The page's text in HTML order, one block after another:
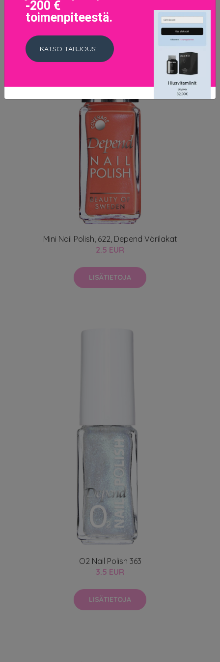
Mini Nail Polish, 622, Depend Värilakat
2.5 EUR
LISÄTIETOJA
O2 Nail Polish 363
3.5 EUR
LISÄTIETOJA
-200 €
toimenpiteestä.
KATSO TARJOUS